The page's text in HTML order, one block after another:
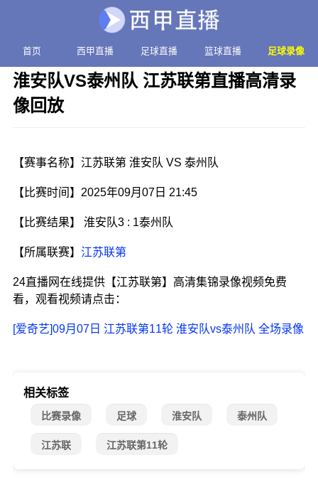
首页 西甲直播 足球直播 篮球直播 足球录像
淮安队VS泰州队 江苏联第直播高清录
像回放
【赛事名称】江苏联第 淮安队 VS 泰州队
【比赛时间】2025年09月07日 21:45
【比赛结果】 淮安队3 : 1泰州队
【所属联赛】 江苏联第
24直播网在线提供【江苏联第】高清集锦录像视频免费
看，观看视频请点击：
[爱奇艺]09月07日 江苏联第11轮 淮安队vs泰州队 全场录像
相关标签
比赛录像 足球 淮安队 泰州队
江苏联 江苏联第11轮